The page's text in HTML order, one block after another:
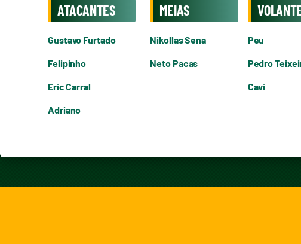
ATACANTES
Gustavo Furtado
Felipinho
Eric Carral
Adriano
MEIAS
Nikollas Sena
Neto Pacas
Peu
Pedro
Cavi